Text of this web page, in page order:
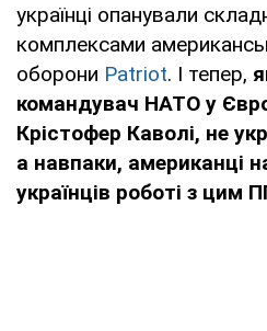
українці опанували
комплексами
оборони Patriot. І тепер,
командувач НАТО у
Крістофер Каволі, не
а навпаки, американці
українців роботі з цим